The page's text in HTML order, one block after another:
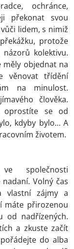
ochránce,
překonat svou
lidem, s nimiž
protože
kolektivu.
měly objednat na
věnovat třídění
na minulost.
člověka.
oprostíte se od
kdyby bylo… A
životem.
společnosti
Volný čas
vlastní zájmy a
máte přirozenou
od nadřízených.
a zkuste začít
do alba